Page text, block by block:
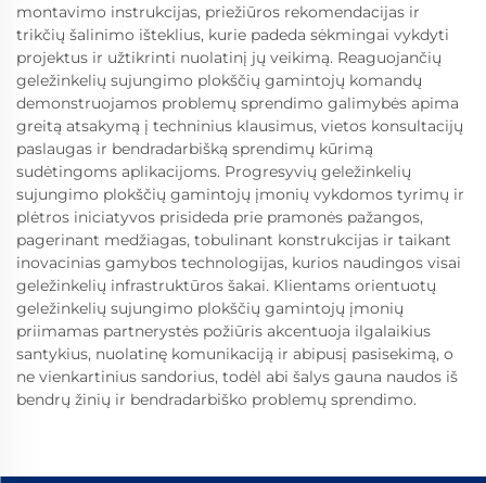
montavimo instrukcijas, priežiūros rekomendacijas ir
trikčių šalinimo išteklius, kurie padeda sėkmingai vykdyti
projektus ir užtikrinti nuolatinį jų veikimą. Reaguojančių
geležinkelių sujungimo plokščių gamintojų komandų
demonstruojamos problemų sprendimo galimybės apima
greitą atsakymą į techninius klausimus, vietos konsultacijų
paslaugas ir bendradarbišką sprendimų kūrimą
sudėtingoms aplikacijoms. Progresyvių geležinkelių
sujungimo plokščių gamintojų įmonių vykdomos tyrimų ir
plėtros iniciatyvos prisideda prie pramonės pažangos,
pagerinant medžiagas, tobulinant konstrukcijas ir taikant
inovacinias gamybos technologijas, kurios naudingos visai
geležinkelių infrastruktūros šakai. Klientams orientuotų
geležinkelių sujungimo plokščių gamintojų įmonių
priimamas partnerystės požiūris akcentuoja ilgalaikius
santykius, nuolatinę komunikaciją ir abipusį pasisekimą, o
ne vienkartinius sandorius, todėl abi šalys gauna naudos iš
bendrų žinių ir bendradarbiško problemų sprendimo.